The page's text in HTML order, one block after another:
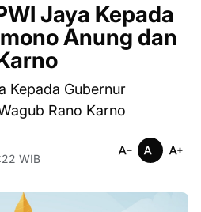
Jaya Kepada
Anung dan
Kepada Gubernur
Rano Karno
WIB